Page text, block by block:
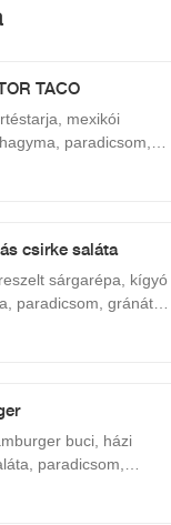
TACO
mexikói
paradicsom,
Hozzá
csirke saláta
sárgarépa, kígyó
paradicsom, gránát
aprított menta,
buci, házi
paradicsom,